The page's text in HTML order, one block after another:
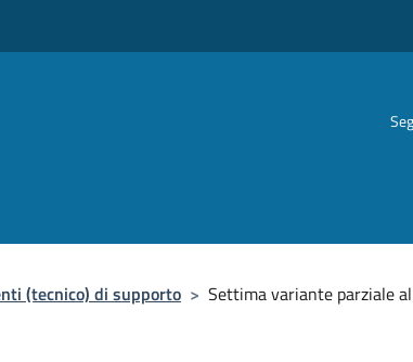
(tecnico) di supporto > Settima variante parziale al